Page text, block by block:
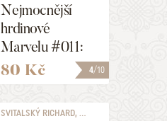
4/10
Nejmocnější
hrdinové
Marvelu #011:
Fantastic Four
80 Kč
SVITALSKÝ RICHARD, ...